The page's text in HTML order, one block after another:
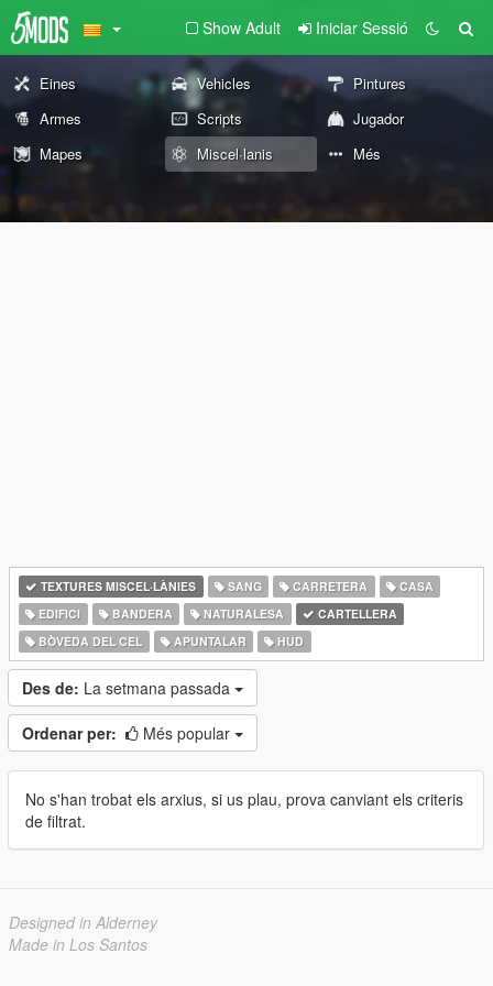
Show Adult Iniciar Sessió
Eines Vehicles
Pintures
Armes
Scripts
Jugador
Mapes
Miscel·lanis Més
TEXTURES MISCEL·LÀNIES SANG CARRETERA
CASA
EDIFICI
BANDERA NATURALESA
CARTELLERA
BÒVEDA DEL CEL
APUNTALAR HUD
Des de: La setmana passada
Ordenar per: Més popular
No s'han trobat els arxius, si us plau, prova canviant els criteris
de filtrat.
Designed in Alderney
Made in Los Santos